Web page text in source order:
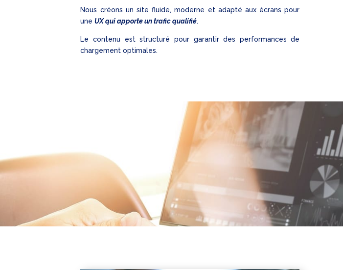
Nous créons un site fluide, moderne et adapté aux écrans pour
uneUX qui apporte un trafic qualifié.
Le contenu est structuré pour garantir des performances de
chargement optimales.